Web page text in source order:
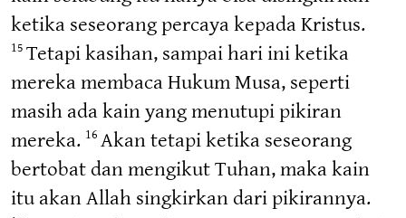
ketika seseorang percaya kepada Kristus.
15 Tetapi kasihan, sampai hari ini ketika
mereka membaca Hukum Musa, seperti
masih ada kain yang menutupi pikiran
mereka. 16 Akan tetapi ketika seseorang
bertobat dan mengikut Tuhan, maka kain
itu akan Allah singkirkan dari pikirannya.